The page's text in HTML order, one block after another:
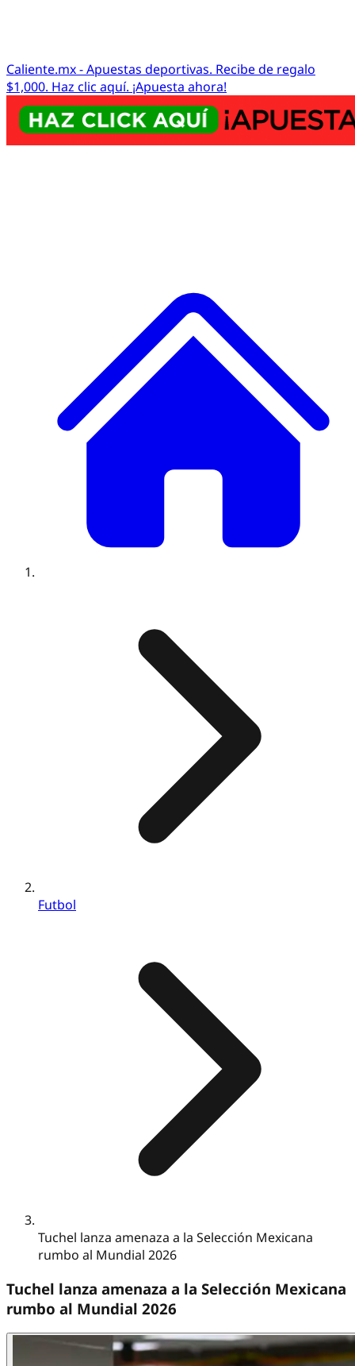
Caliente.mx - Apuestas deportivas. Recibe de regalo
$1,000. Haz clic aquí. ¡Apuesta ahora!
Futbol
Tuchel lanza amenaza a la Selección Mexicana
rumbo al Mundial 2026
Tuchel lanza amenaza a la Selección Mexicana
rumbo al Mundial 2026